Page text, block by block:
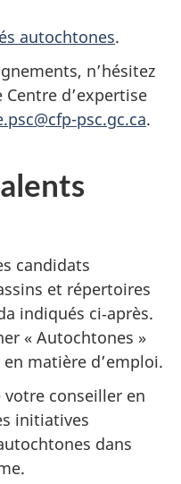
autochtones.
n’hésitez
d’expertise
psc.gc.ca.
candidats
et répertoires
indiqués ci‑après.
« Autochtones »
matière d’emploi.
votre conseiller en
initiatives
dans